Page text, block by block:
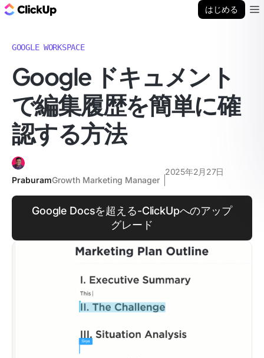
はじめる
GOOGLE WORKSPACE
Google ドキュメント
で編集履歴を簡単に確
認する方法
PraburamGrowth Marketing Manager
2025年2月27日
Google Docsを超える-ClickUpへのアップ
グレード